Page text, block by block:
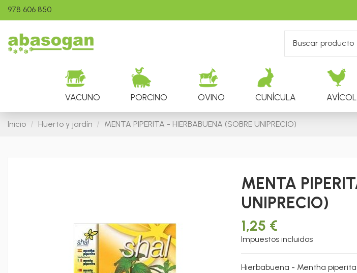
978 606 850
VACUNO PORCINO OVINO CUNÍCULA
Inicio Huerto y jardín MENTA PIPERITA - HIERBABUENA (SOBRE UNIPRECIO)
MENTA
UNIPRECIO)
1,25 €
Impuestos incluidos
Hierbabuena - Mentha